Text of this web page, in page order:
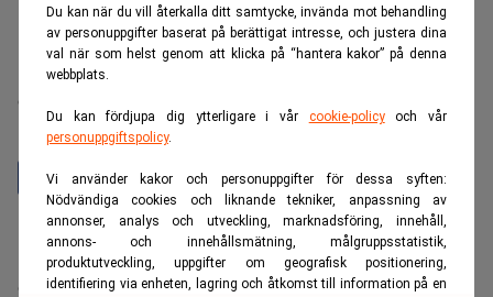
Du kan när du vill återkalla ditt samtycke, invända mot behandling
av personuppgifter baserat på berättigat intresse, och justera dina
val när som helst genom att klicka på “hantera kakor” på denna
webbplats.
Du kan fördjupa dig ytterligare i vår cookie-policyoch vår
personuppgiftspolicy.
Vi använder kakor och personuppgifter för dessa syften:
Nödvändiga cookies och liknande tekniker, anpassning av
annonser, analys och utveckling, marknadsföring, innehåll,
annons- och innehållsmätning, målgruppsstatistik,
produktutveckling, uppgifter om geografisk positionering,
identifiering via enheten, lagring och åtkomst till information på en
Realtid är en oberoende och kostnadsfri nyhetskanal för
dig som vill fördjupa dig inom finans- och
näringslivsnyheter.
Hantera prenumeration
Integritetspolicy för personuppgifter
Cookiepolicy